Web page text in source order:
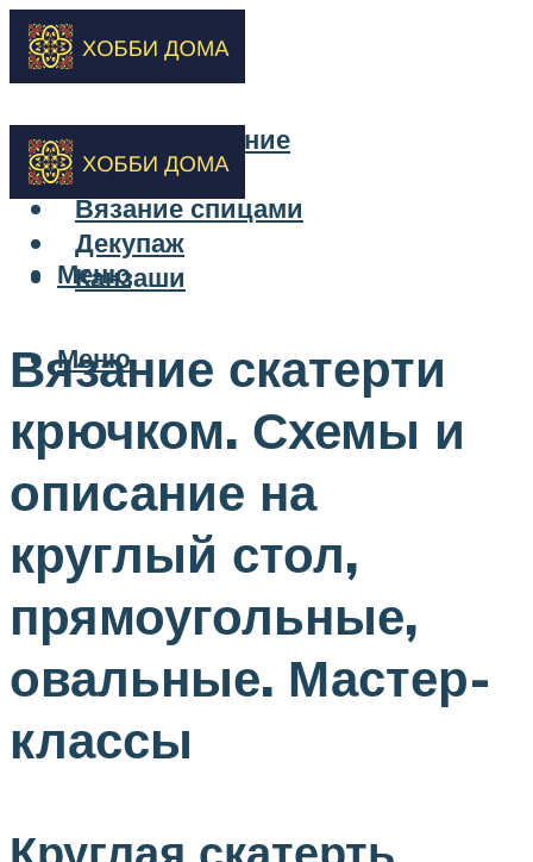
Бисероплетение
Вышивка
Вязание спицами
Декупаж
Канзаши
Меню
Меню
Вязание скатерти
крючком. Схемы и
описание на
круглый стол,
прямоугольные,
овальные. Мастер-
классы